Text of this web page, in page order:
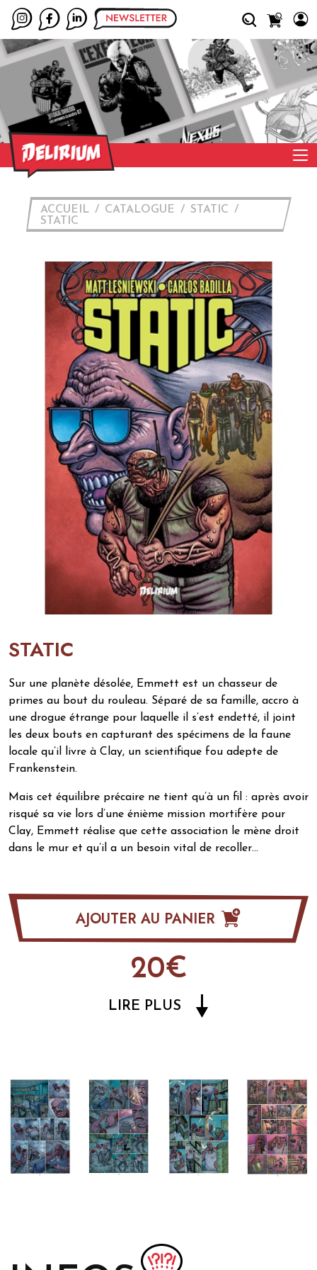
ACCUEIL CATALOGUE
STATIC
STATIC
STATIC
Sur une planète désolée, Emmett est un chasseur de
primes au bout du rouleau. Séparé de sa famille, accro à
une drogue étrange pour laquelle il s’est endetté, il joint
les deux bouts en capturant des spécimens de la faune
locale qu’il livre à Clay, un scientifique fou adepte de
Frankenstein.
Mais cet équilibre précaire ne tient qu’à un fil : après avoir
risqué sa vie lors d’une énième mission mortifère pour
Clay, Emmett réalise que cette association le mène droit
dans le mur et qu’il a un besoin vital de recoller…
AJOUTER AU PANIER
20€
LIRE PLUS